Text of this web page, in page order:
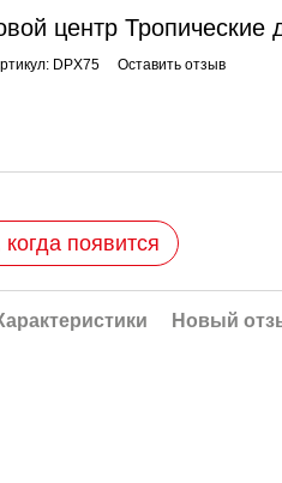
центр Тропические
DPX75 Оставить отзыв
появится
Новый